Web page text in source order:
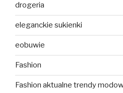
drogeria
eleganckie sukienki
eobuwie
Fashion
Fashion aktualne trendy